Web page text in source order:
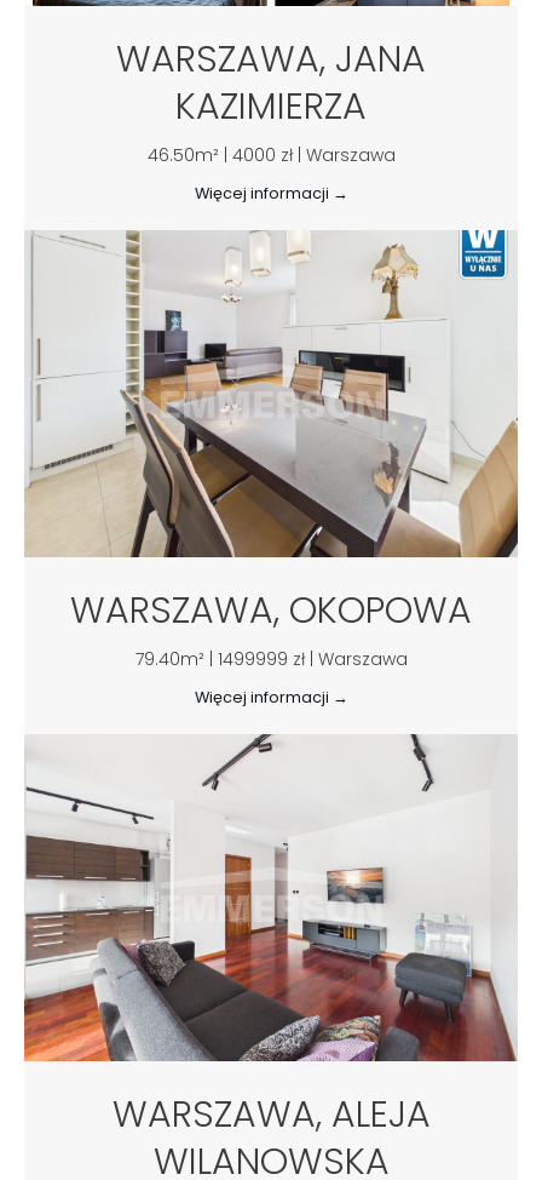
WARSZAWA, JANA
KAZIMIERZA
46.50m² | 4000 zł | Warszawa
Więcej informacji →
WARSZAWA, OKOPOWA
79.40m² | 1499999 zł | Warszawa
Więcej informacji →
WARSZAWA, ALEJA
WILANOWSKA